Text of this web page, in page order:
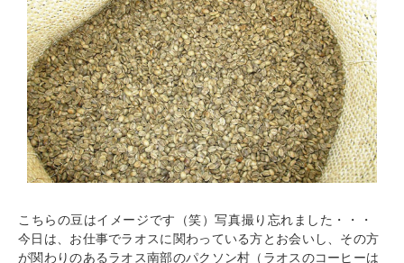
こちらの豆はイメージです（笑）写真撮り忘れました・・・
今日は、お仕事でラオスに関わっている方とお会いし、その方
が関わりのあるラオス南部のパクソン村（ラオスのコーヒーは